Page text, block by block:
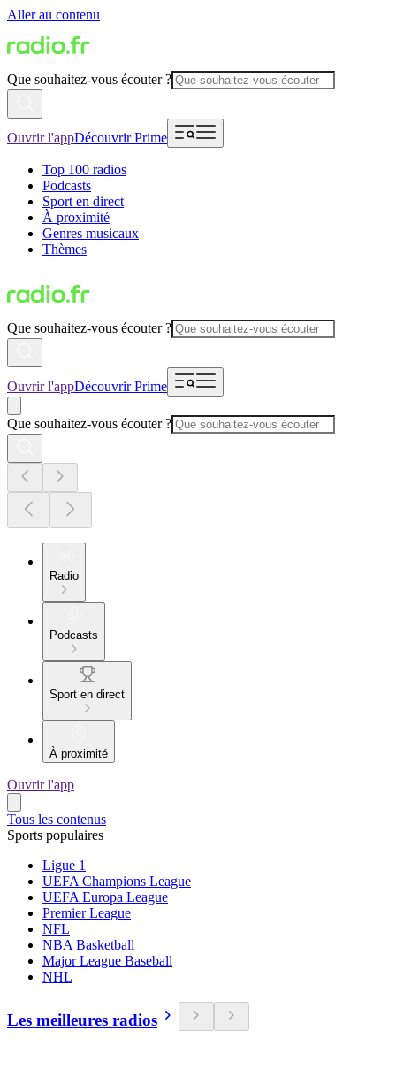
Aller au contenu
Que souhaitez-vous écouter ?
Ouvrir l'appDécouvrir Prime
Top 100 radios
Podcasts
Sport en direct
À proximité
Genres musicaux
Thèmes
Que souhaitez-vous écouter ?
Ouvrir l'appDécouvrir Prime
Que souhaitez-vous écouter ?
Radio
Podcasts
Sport en direct
À proximité
Ouvrir l'app
Tous les contenus
Sports populaires
Ligue 1
UEFA Champions League
UEFA Europa League
Premier League
NFL
NBA Basketball
Major League Baseball
NHL
Les meilleures radios